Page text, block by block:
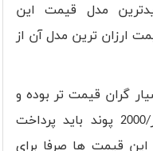
مدل قیمت این
ارزان ترین مدل آن از
گران قیمت تر بوده و
برای خرید آنها بعضا تا 2000 دلار/2000 پوند باید پرداخت
قیمت ها صرفا برای